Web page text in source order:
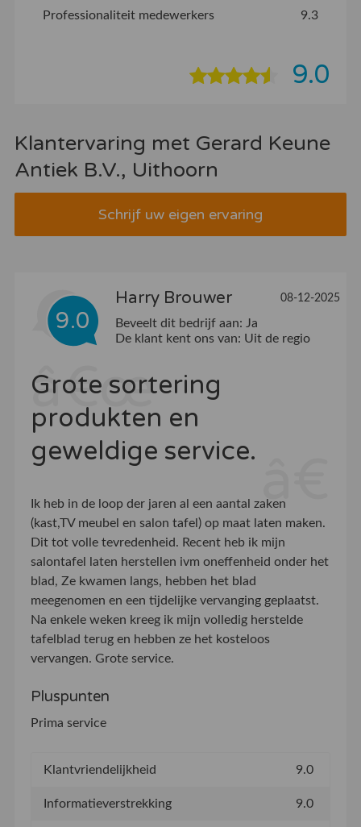
Professionaliteit medewerkers 9.3
9.0
Klantervaring met Gerard Keune
Antiek B.V., Uithoorn
Schrijf uw eigen ervaring
9.0
Harry Brouwer 08-12-2025
Beveelt dit bedrijf aan: Ja
De klant kent ons van: Uit de regio
Grote sortering
produkten en
geweldige service.
Ik heb in de loop der jaren al een aantal zaken
(kast,TV meubel en salon tafel) op maat laten maken.
Dit tot volle tevredenheid. Recent heb ik mijn
salontafel laten herstellen ivm oneffenheid onder het
blad, Ze kwamen langs, hebben het blad
meegenomen en een tijdelijke vervanging geplaatst.
Na enkele weken kreeg ik mijn volledig herstelde
tafelblad terug en hebben ze het kosteloos
vervangen. Grote service.
Pluspunten
Prima service
Klantvriendelijkheid 9.0
Informatieverstrekking 9.0